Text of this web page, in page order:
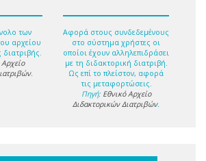
των
αρχείου
.
Αφορά στους συνδεδεμένους
στο σύστημα χρήστες οι
οποίοι έχουν αλληλεπιδράσει
με τη διδακτορική διατριβή.
Ως επί το πλείστον, αφορά
τις μεταφορτώσεις.
Πηγή: Εθνικό Αρχείο
Διδακτορικών Διατριβών.